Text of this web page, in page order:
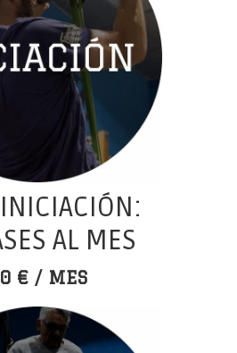
AL MES
€ / MES